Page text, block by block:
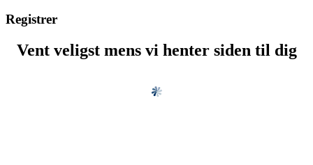
Registrer
Vent veligst mens vi henter siden til dig